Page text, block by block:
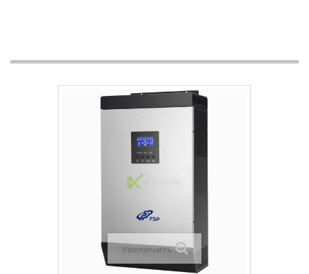
Увеличить